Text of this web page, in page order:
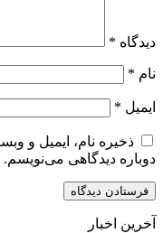
دیدگاه *
نام *
ایمیل *
ذخیره نام، ایمیل و
دوباره دیدگاهی می‌نویسم.
آخرین اخبار